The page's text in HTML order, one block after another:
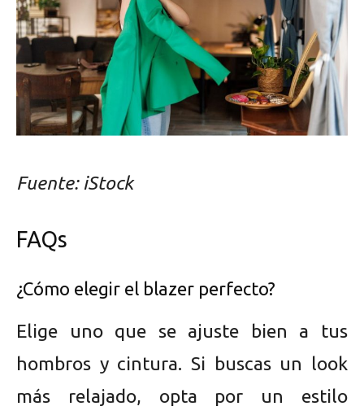
Fuente: iStock
FAQs
¿Cómo elegir el blazer perfecto?
Elige uno que se ajuste bien a tus
hombros y cintura. Si buscas un look
más relajado, opta por un estilo